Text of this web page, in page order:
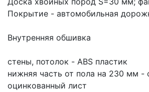
Покрытие - автомобильная
Внутренняя обшивка
стены, потолок - ABS пластик
нижняя часть от пола на 230 мм -
оцинкованный лист